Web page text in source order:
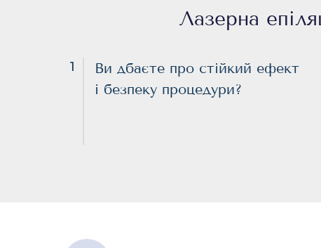
Лазерна
1
Ви дбаєте про стійкий ефект
і безпеку процедури?